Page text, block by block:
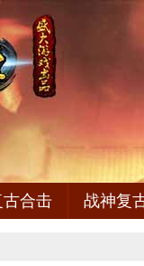
古合击 战神复